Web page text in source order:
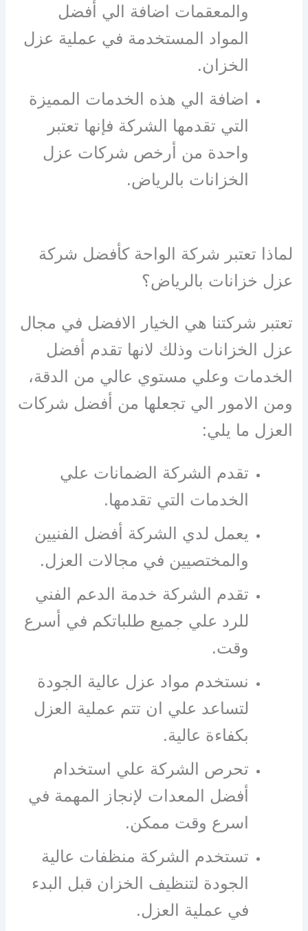
والمعقمات اضافة الي أفضل
المواد المستخدمة في عملية عزل
الخزان.
اضافة الي هذه الخدمات المميزة
التي تقدمها الشركة فإنها تعتبر
واحدة من أرخص شركات عزل
الخزانات بالرياض.
لماذا تعتبر شركة الواحة كأفضل شركة
عزل خزانات بالرياض؟
تعتبر شركتنا هي الخيار الافضل في مجال
عزل الخزانات وذلك لانها تقدم أفضل
الخدمات وعلي مستوي عالي من الدقة،
ومن الامور الي تجعلها من أفضل شركات
العزل ما يلي:
تقدم الشركة الضمانات علي
الخدمات التي تقدمها.
يعمل لدي الشركة أفضل الفنيين
والمختصيين في مجالات العزل.
تقدم الشركة خدمة الدعم الفني
للرد علي جميع طلباتكم في أسرع
وقت.
نستخدم مواد عزل عالية الجودة
لتساعد علي ان تتم عملية العزل
بكفاءة عالية.
تحرص الشركة علي استخدام
أفضل المعدات لإنجاز المهمة في
اسرع وقت ممكن.
تستخدم الشركة منظفات عالية
الجودة لتنظيف الخزان قبل البدء
في عملية العزل.